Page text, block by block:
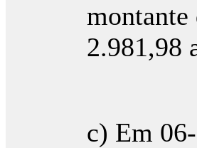
2.981,98
c) Em